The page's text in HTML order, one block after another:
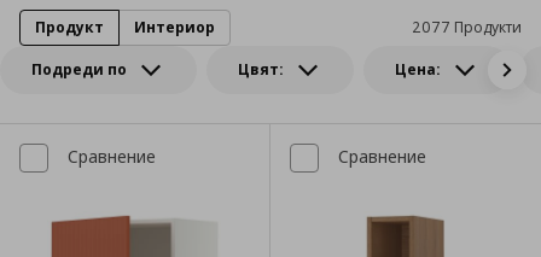
Подреди по Цвят: Цена:
2077 Продукти
Продукт Интериор
Сравнение Сравнение